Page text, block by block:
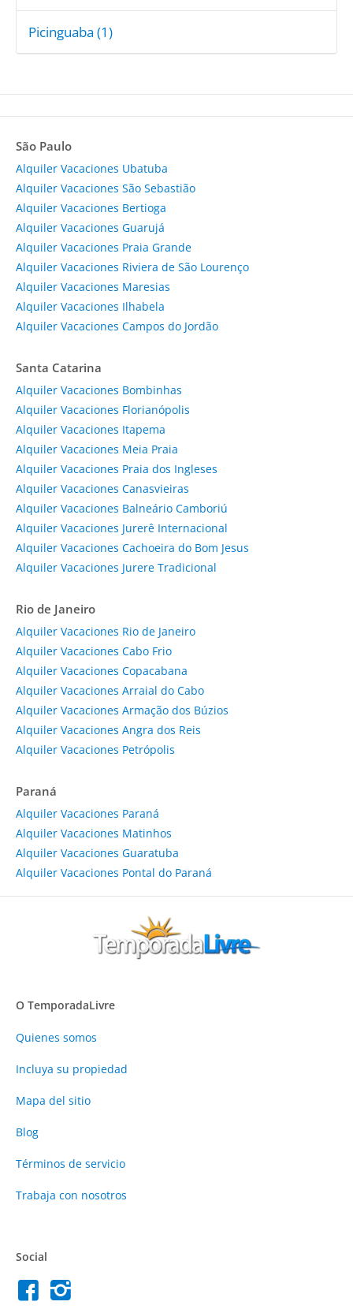
Picinguaba (1)
São Paulo
Alquiler Vacaciones Ubatuba
Alquiler Vacaciones São Sebastião
Alquiler Vacaciones Bertioga
Alquiler Vacaciones Guarujá
Alquiler Vacaciones Praia Grande
Alquiler Vacaciones Riviera de São Lourenço
Alquiler Vacaciones Maresias
Alquiler Vacaciones Ilhabela
Alquiler Vacaciones Campos do Jordão
Santa Catarina
Alquiler Vacaciones Bombinhas
Alquiler Vacaciones Florianópolis
Alquiler Vacaciones Itapema
Alquiler Vacaciones Meia Praia
Alquiler Vacaciones Praia dos Ingleses
Alquiler Vacaciones Canasvieiras
Alquiler Vacaciones Balneário Camboriú
Alquiler Vacaciones Jurerê Internacional
Alquiler Vacaciones Cachoeira do Bom Jesus
Alquiler Vacaciones Jurere Tradicional
Rio de Janeiro
Alquiler Vacaciones Rio de Janeiro
Alquiler Vacaciones Cabo Frio
Alquiler Vacaciones Copacabana
Alquiler Vacaciones Arraial do Cabo
Alquiler Vacaciones Armação dos Búzios
Alquiler Vacaciones Angra dos Reis
Alquiler Vacaciones Petrópolis
Paraná
Alquiler Vacaciones Paraná
Alquiler Vacaciones Matinhos
Alquiler Vacaciones Guaratuba
Alquiler Vacaciones Pontal do Paraná
O TemporadaLivre
Quienes somos
Incluya su propiedad
Mapa del sitio
Blog
Términos de servicio
Trabaja con nosotros
Social